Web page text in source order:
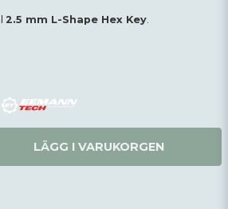
2.5 mm L-Shape Hex Key.
LÄGG I VARUKORGEN